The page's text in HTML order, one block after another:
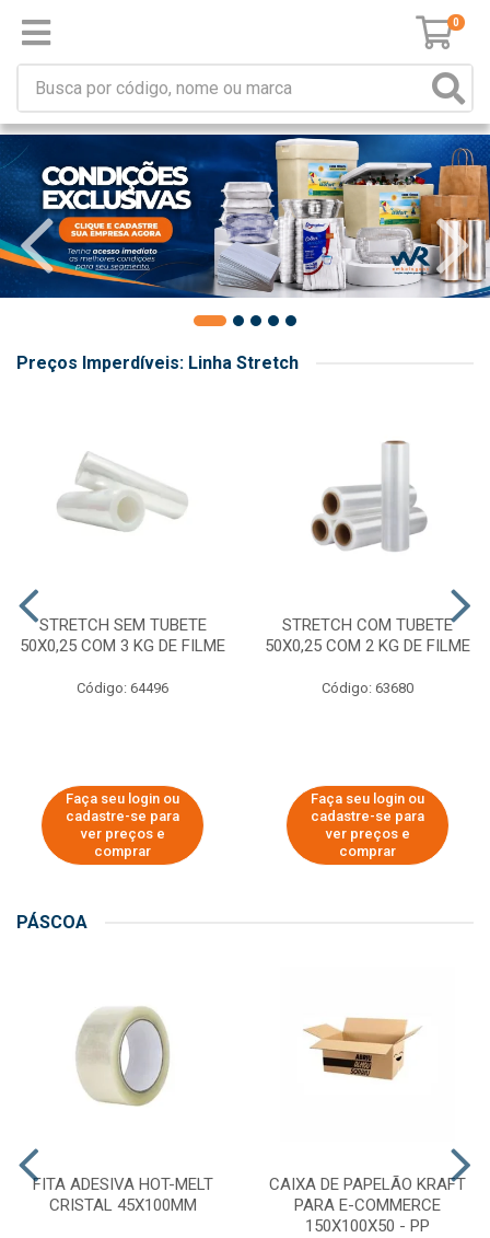
0
Preços Imperdíveis: Linha Stretch
STRETCH SEM TUBETE
50X0,25 COM 3 KG DE FILME
Código: 64496
Faça seu login ou
cadastre-se para
ver preços e
comprar
STRETCH COM TUBETE
50X0,25 COM 2 KG DE FILME
Código: 63680
Faça seu login ou
cadastre-se para
ver preços e
comprar
PÁSCOA
FITA ADESIVA HOT-MELT
CRISTAL 45X100MM
CAIXA DE PAPELÃO KRAFT
PARA E-COMMERCE
150X100X50 - PP